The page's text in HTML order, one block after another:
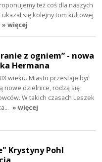
też coś dla naszych
ukazał się kolejny tom kultowej
» więcej
z ogniem” - nowa
Hermana
wieku. Miasto przestaje być
nowe dzielnice, rodzą się
W takich czasach Leszek
» więcej
Krystyny Pohl